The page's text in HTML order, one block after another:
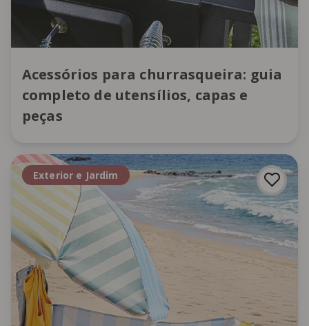
Acessórios para churrasqueira: guia
completo de utensílios, capas e
peças
Exterior e Jardim